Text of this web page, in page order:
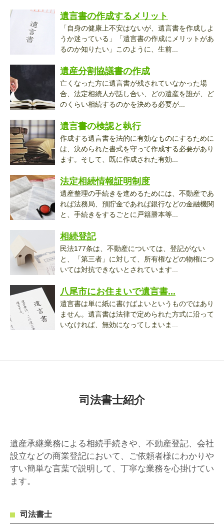
遺言書の作成するメリット
「自身の健康上不安はないが、遺言書を作成しよ
うか迷っている」「遺言書の作成にメリットがあ
るのか知りたい」このように、生前...
遺産分割協議書の作成
亡くなった方に遺言書が残されていなかった場
合、法定相続人が話し合い、どの遺産を誰が、ど
のくらい相続するのかを決める必要が...
遺言書の検認と執行
作成する遺言書を法的に有効なものにするために
は、決められた書式を守って作成する必要があり
ます。そして、既に作成された有効...
法定相続情報証明制度
遺産整理の手続きを進めるためには、不動産であ
れば法務局、預貯金であれば銀行などの金融機関
と、手続きをするごとに戸籍謄本等...
相続登記
民法177条は、不動産については、登記がない
と、「第三者」に対して、所有権などの物権につ
いては対抗できないとされています...
八尾市にお住まいで遺言書...
遺言書は単に紙に書けばよいというものではあり
ません。遺言書は法律で定められた方式に沿って
いなければ、無効になってしまいま...
司法書士紹介
遺産承継業務による相続手続きや、不動産登記、会社
設立などの商業登記において、ご依頼者様にわかりや
すい簡単な言葉で説明して、丁寧な業務を心掛けてい
ます。
司法書士